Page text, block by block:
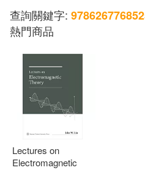
可港澳店取(1)
可新加坡店取(1)
可菲律賓店取(1)
查詢關鍵字:
熱門商品
Lectures on
Electromagnetic